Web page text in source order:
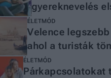
gyereknevelés
ÉLETMÓD
Velence
ahol a turisták
ÉLETMÓD
Párkapcsolatokat